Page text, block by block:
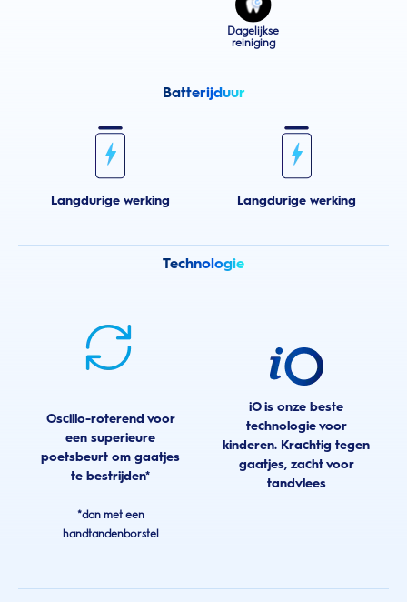
Dagelijkse
reiniging
Batterijduur
Langdurige werking Langdurige werking
Technologie
Oscillo-roterend voor
een superieure
poetsbeurt om gaatjes
te bestrijden*
*dan met een
handtandenborstel
iO is onze beste
technologie voor
kinderen. Krachtig tegen
gaatjes, zacht voor
tandvlees